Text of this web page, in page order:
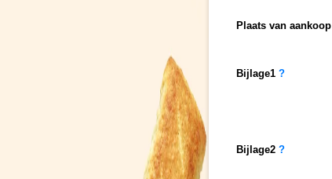
Plaats van aankoop
Bijlage1 ?
Bijlage2 ?